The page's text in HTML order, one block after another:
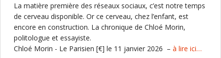
La matière première des réseaux sociaux, c’est notre temps
de cerveau disponible. Or ce cerveau, chez l’enfant, est
encore en construction. La chronique de Chloé Morin,
politologue et essayiste.
Chloé Morin - Le Parisien [€] le 11 janvier 2026 – à lire ici…